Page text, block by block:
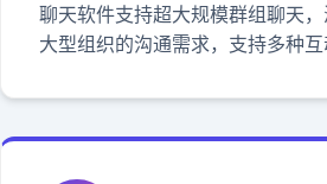
聊天软件支持超大规模群组聊天
大型组织的沟通需求，支持多种互